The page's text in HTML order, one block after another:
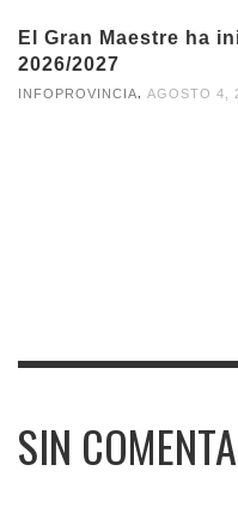
El Gran Maestre ha
2026/2027
INFOPROVINCIA, AGOSTO 4,
SIN